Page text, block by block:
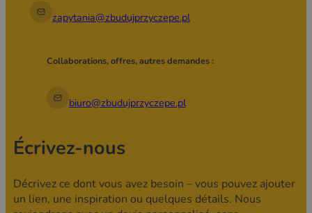
zapytania@zbudujprzyczepe.pl
Collaborations, offres, autres demandes :
biuro@zbudujprzyczepe.pl
Écrivez-nous
Décrivez ce dont vous avez besoin – vous pouvez ajouter
un lien, une inspiration ou quelques détails. Nous